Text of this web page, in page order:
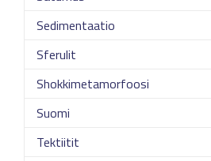
Sedimentaatio
Sferulit
Shokkimetamorfoosi
Suomi
Tektiitit